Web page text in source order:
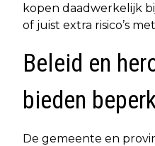
kopen daadwerkelijk
of juist extra risico’s
Beleid en
bieden
De gemeente en